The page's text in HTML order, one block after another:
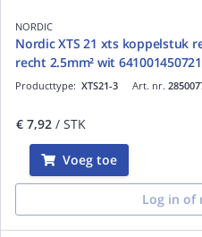
NORDIC
Nordic XTS 21 xts koppelstuk
recht 2.5mm² wit
Art. nr.
Producttype: XTS21-3
€ 7,92 / STK
Voeg toe
Log in of